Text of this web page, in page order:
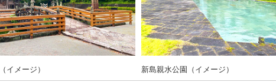
イメージ） 新島親水公園（イメージ）